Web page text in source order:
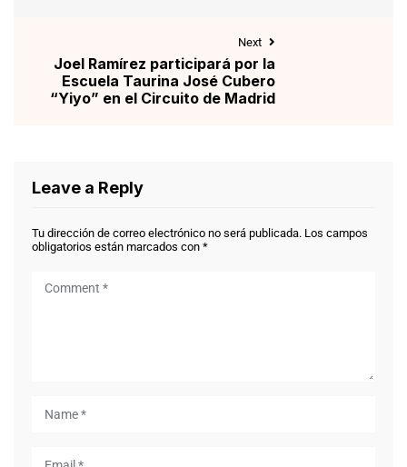
Next
Joel Ramírez participará por la
Escuela Taurina José Cubero
“Yiyo” en el Circuito de Madrid
Leave a Reply
Tu dirección de correo electrónico no será publicada. Los campos
obligatorios están marcados con *